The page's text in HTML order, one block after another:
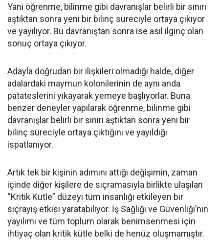
Yani öğrenme, bilinme gibi davranışlar belirli bir sınırı
aştıktan sonra yeni bir bilinç süreciyle ortaya çıkıyor
ve yayılıyor. Bu davranıştan sonra ise asıl ilginç olan
sonuç ortaya çıkıyor.
Adayla doğrudan bir ilişkileri olmadığı halde, diğer
adalardaki maymun kolonilerinin de aynı anda
patateslerini yıkayarak yemeye başlıyorlar. Buna
benzer deneyler yapılarak öğrenme, bilinme gibi
davranışlar belirli bir sınırı aştıktan sonra yeni bir
bilinç süreciyle ortaya çıktığını ve yayıldığı
ispatlanıyor.
Artık tek bir kişinin adımını attığı değişimin, zaman
içinde diğer kişilere de sıçramasıyla birlikte ulaşılan
“Kritik Kütle” düzeyi tüm insanlığı etkileyen bir
sıçrayış etkisi yaratabiliyor. İş Sağlığı ve Güvenliği’nin
yayılımı ve tüm toplum olarak benimsenmesi için
ihtiyaç olan kritik kütle belki de henüz oluşmamıştır.